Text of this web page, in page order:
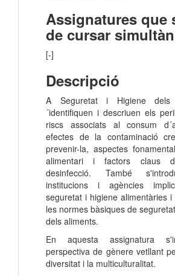
Assignatures que
de cursar
[-]
Descripció
A Seguretat i Higiene dels
´identifiquen i descriuen els
riscs associats al consum
efectes de la contaminació
prevenir-la, aspectes
alimentari i factors claus
desinfecció. També
institucions i agències
seguretat i higiene alimentàries i
les normes bàsiques de
dels aliments.
En aquesta assignatura
perspectiva de gènere vetllant
diversitat i la multiculturalitat.